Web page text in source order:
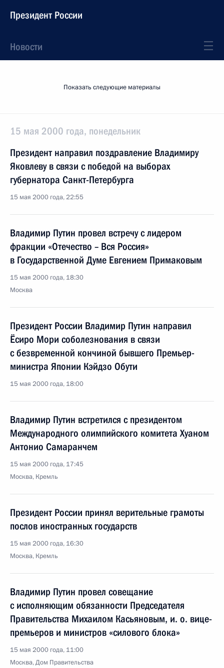
Президент России
Новости
Показать следующие материалы
15 мая 2000 года, понедельник
Президент направил поздравление Владимиру
Яковлеву в связи с победой на выборах
губернатора Санкт-Петербурга
15 мая 2000 года, 22:55
Владимир Путин провел встречу с лидером
фракции «Отечество – Вся Россия»
в Государственной Думе Евгением Примаковым
15 мая 2000 года, 18:30
Москва
Президент России Владимир Путин направил
Ёсиро Мори соболезнования в связи
с безвременной кончиной бывшего Премьер-
министра Японии Кэйдзо Обути
15 мая 2000 года, 18:00
Владимир Путин встретился с президентом
Международного олимпийского комитета Хуаном
Антонио Самаранчем
15 мая 2000 года, 17:45
Москва, Кремль
Президент России принял верительные грамоты
послов иностранных государств
15 мая 2000 года, 16:30
Москва, Кремль
Владимир Путин провел совещание
с исполняющим обязанности Председателя
Правительства Михаилом Касьяновым, и. о. вице-
премьеров и министров «силового блока»
15 мая 2000 года, 11:00
Москва, Дом Правительства